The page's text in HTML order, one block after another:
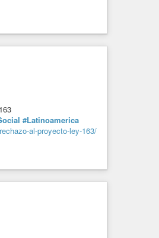
#Latinoamerica
al-proyecto-ley-163/